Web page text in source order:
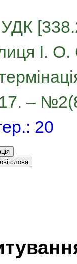
УДК
І. О.
–
20